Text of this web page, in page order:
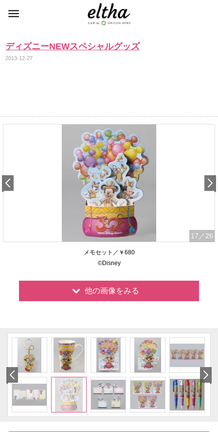
ディズニーNEWスペシャルグッズ
2013-12-27
17 ／26
メモセット／￥680
©Disney
他の画像をみる